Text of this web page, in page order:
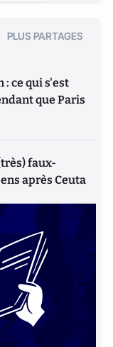
PLUS PARTAGES
: ce qui s'est
que Paris
faux-
après Ceuta